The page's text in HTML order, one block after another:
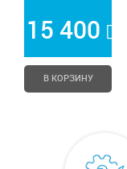
15 400
В КОРЗИНУ